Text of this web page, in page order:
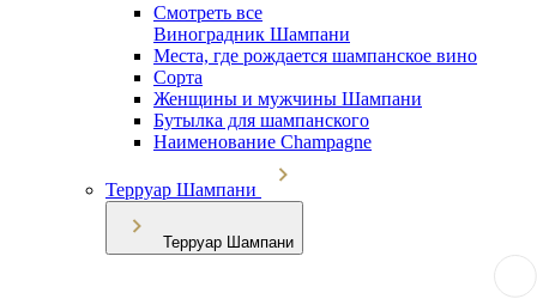
Смотреть все
Виноградник Шампани
Места, где рождается шампанское вино
Сорта
Женщины и мужчины Шампани
Бутылка для шампанского
Наименование Champagne
Терруар Шампани
Терруар Шампани